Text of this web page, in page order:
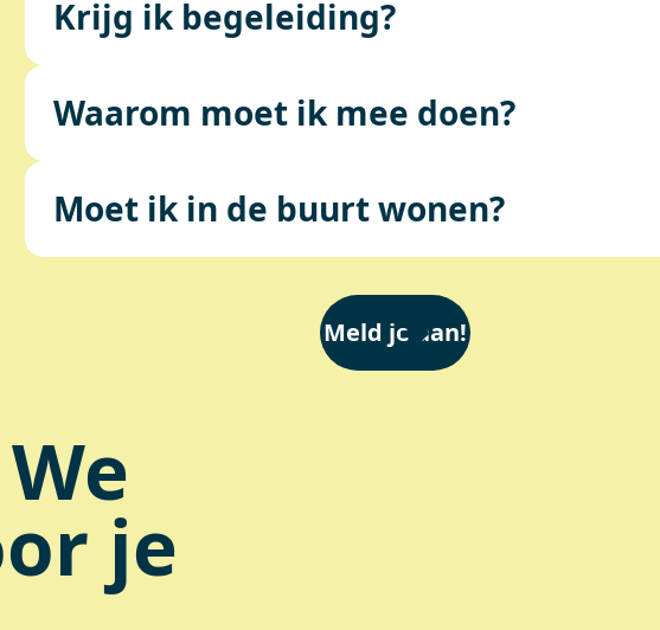
Krijg ik begeleiding?
Waarom moet ik mee doen?
Moet ik in de buurt wonen?
Meld je aan!
je